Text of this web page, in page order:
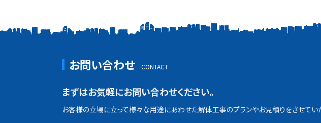
お問い合わせ
まずはお気軽にお問い合わせください。
お客様の立場に立って様々な用途にあわせた解体工事のプランやお見積りをさせてい